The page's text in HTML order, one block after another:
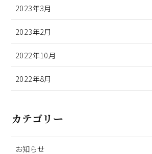
2023年3月
2023年2月
2022年10月
2022年8月
カテゴリー
お知らせ